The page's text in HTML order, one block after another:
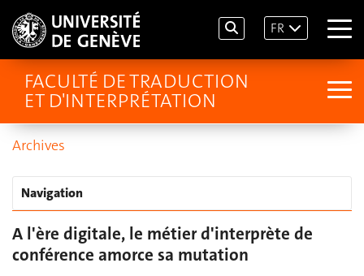
FR
FACULTÉ DE TRADUCTION
ET D'INTERPRÉTATION
Archives
Navigation
A l'ère digitale, le métier d'interprète de
conférence amorce sa mutation